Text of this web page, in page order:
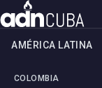
AMÉRICA LATINA
COLOMBIA